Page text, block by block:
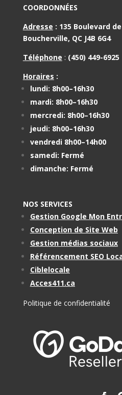
COORDONNÉES
Adresse : 135 Boulevard
Boucherville, QC J4B 6G4
Téléphone : (450) 449-6925
Horaires :
lundi: 8h00–16h30
mardi: 8h00–16h30
mercredi: 8h00–16h30
jeudi: 8h00–16h30
vendredi 8h00–14h00
samedi: Fermé
dimanche: Fermé
NOS SERVICES
Gestion Google Mon
Conception de Site Web
Gestion médias sociaux
Référencement SEO
Ciblelocale
Acces411.ca
Politique de confidentialité